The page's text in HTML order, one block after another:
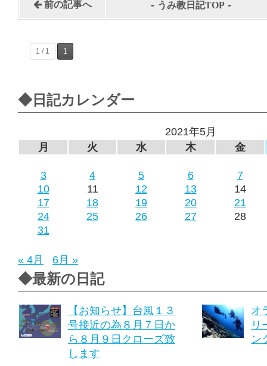
前の記事へ - うみ教日記TOP -
1 / 1 1
◆日記カレンダー
2021年5月
月
火 水 木 金
3 4 5 6
7
10
11 12 13
14
17
18 19 20
21
24
25 26 27
28
31
« 4月 6月 »
◆最新の日記
【お知らせ】台風１３
号接近の為８月７日か
ら８月９日クローズ致
します
オ
リ
ン